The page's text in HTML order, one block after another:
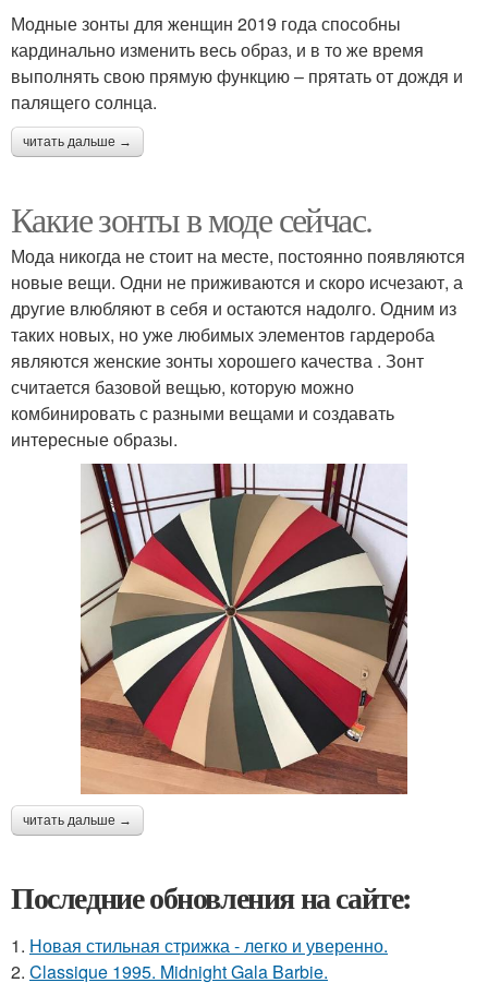
Модные зонты для женщин 2019 года способны
кардинально изменить весь образ, и в то же время
выполнять свою прямую функцию – прятать от дождя и
палящего солнца.
читать дальше →
Какие зонты в моде сейчас.
Мода никогда не стоит на месте, постоянно появляются
новые вещи. Одни не приживаются и скоро исчезают, а
другие влюбляют в себя и остаются надолго. Одним из
таких новых, но уже любимых элементов гардероба
являются женские зонты хорошего качества . Зонт
считается базовой вещью, которую можно
комбинировать с разными вещами и создавать
интересные образы.
читать дальше →
Последние обновления на сайте:
1. Новая стильная стрижка - легко и уверенно.
2. Classique 1995. Midnight Gala Barbie.